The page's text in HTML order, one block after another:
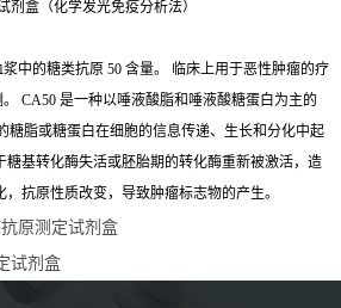
剂盒（化学发光免疫分析法）
中的糖类抗原 50 含量。 临床上用于恶性肿瘤的疗
CA50 是一种以唾液酸脂和唾液酸糖蛋白为主的
糖脂或糖蛋白在细胞的信息传递、生长和分化中起
糖基转化酶失活或胚胎期的转化酶重新被激活，造
抗原性质改变，导致肿瘤标志物的产生。
原测定试剂盒
试剂盒